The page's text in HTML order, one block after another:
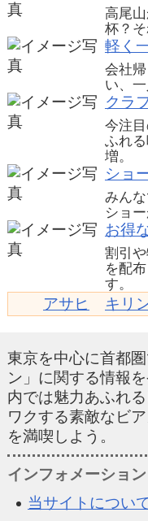
高尾
杯？
軽く
会社
い、
クラ
今注
ふれ
増。
ショ
みん
ショ
お得
割引
を配
す。
アサヒ キリ
東京を中心に首都
ン」に関する情報
内では魅力あふれ
ワクする素敵なビ
を満喫しよう。
インフォメーション
当サイトについ